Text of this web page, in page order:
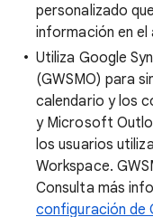
personalizado
información en el
Utiliza Google
(GWSMO) para
calendario y los
y Microsoft
los usuarios
Workspace.
Consulta más
configuración de